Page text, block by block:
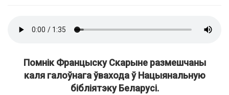
Помнік Францыску Скарыне размешчаны
каля галоўнага ўвахода ў Нацыянальную
бібліятэку Беларусі.